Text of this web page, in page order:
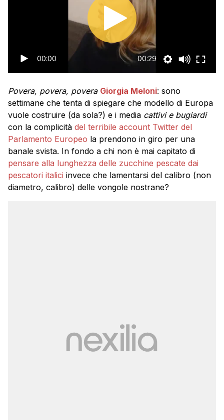
00:00 00:29
Povera, povera, povera Giorgia Meloni: sono
settimane che tenta di spiegare che modello di Europa
vuole costruire (da sola?) e i media cattivi e bugiardi
con la complicità del terribile account Twitter del
Parlamento Europeo la prendono in giro per una
banale svista. In fondo a chi non è mai capitato di
pensare alla lunghezza delle zucchine pescate dai
pescatori italici invece che lamentarsi del calibro (non
diametro, calibro) delle vongole nostrane?